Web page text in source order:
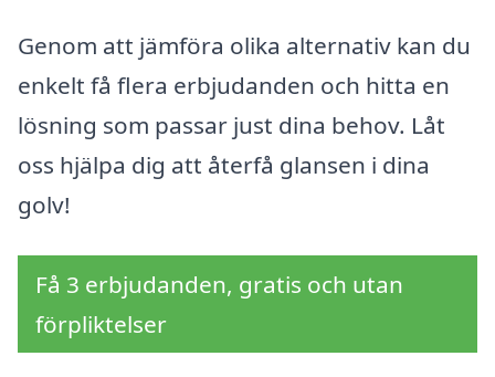
Genom att jämföra olika alternativ kan du
enkelt få flera erbjudanden och hitta en
lösning som passar just dina behov. Låt
oss hjälpa dig att återfå glansen i dina
golv!
Få 3 erbjudanden, gratis och utan
förpliktelser